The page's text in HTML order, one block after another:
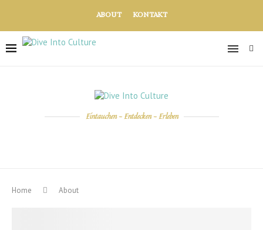
ABOUT KONTAKT
Eintauchen - Entdecken - Erleben
Home About